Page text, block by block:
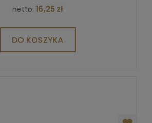
netto: 16,25 zł
DO KOSZYKA